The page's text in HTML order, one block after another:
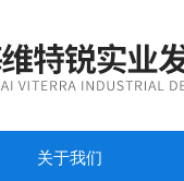
关于我们